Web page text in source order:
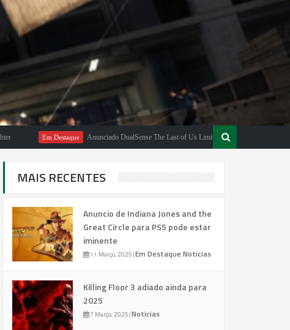
Em Destaque Anunciado DualSense The Last of Us Limited Edition
MAIS RECENTES
Anuncio de Indiana Jones and the
Great Circle para PS5 pode estar
iminente
11 Março, 2025|Em Destaque Noticias
Killing Floor 3 adiado ainda para
2025
7 Março, 2025|Noticias